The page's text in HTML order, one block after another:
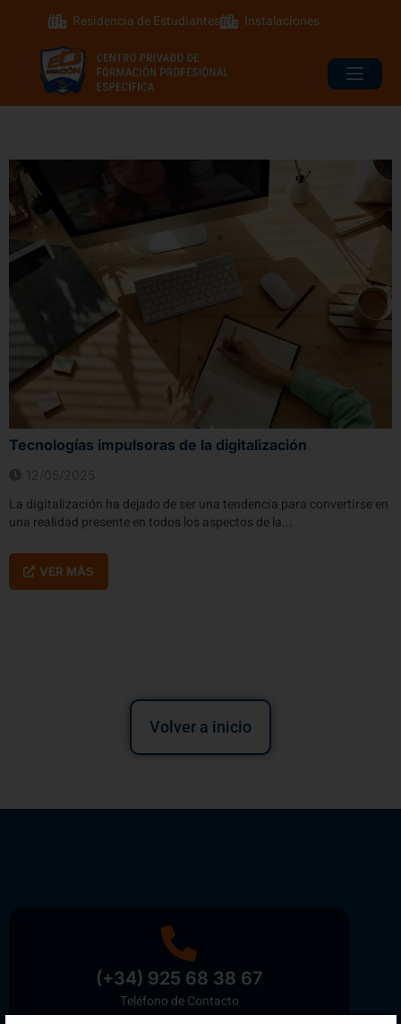
Residencia de Estudiantes Instalaciones
Tecnologías impulsoras de la digitalización
La digitalización ha dejado de ser una tendencia para convertirse en
una realidad presente en todos los aspectos de la...
VER MÁS
Volver a inicio
(+34) 925 68 38 67
Teléfono de Contacto